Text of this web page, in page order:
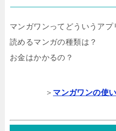
マンガワンってどういうアプ
読めるマンガの種類は？
お金はかかるの？
＞ マンガワンの使